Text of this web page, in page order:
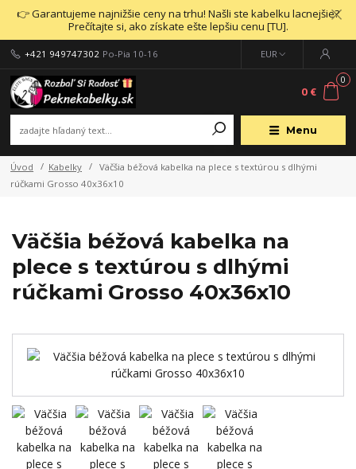
👉 Garantujeme najnižšie ceny na trhu! Našli ste kabelku lacnejšie?
Prečítajte si, ako získate ešte lepšiu cenu [TU].
Menu
EUR
+421 949747302 Po-Pia 10-16
0
0 €
Úvod Kabelky
Väčšia béžová kabelka na plece s textúrou s dlhými
rúčkami Grosso 40x36x10
Väčšia béžová kabelka na
plece s textúrou s dlhými
rúčkami Grosso 40x36x10